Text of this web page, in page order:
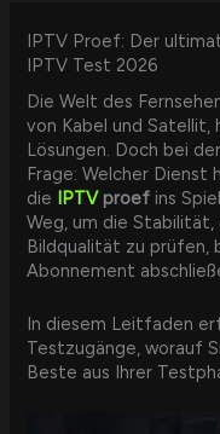
IPTV Proef: Der
IPTV Test 2026
Die Welt des
von Kabel und Satellit,
Lösungen. Doch bei
Frage: Welcher
die
IPTVproef ins
Weg, um die Stabilität,
Bildqualität zu prüfen,
Abonnement
In diesem Leitfaden
Testzugänge, worauf
Beste aus Ihrer